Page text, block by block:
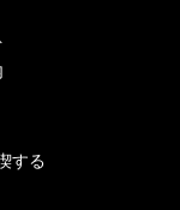
と思われてし
業予定はこ
する